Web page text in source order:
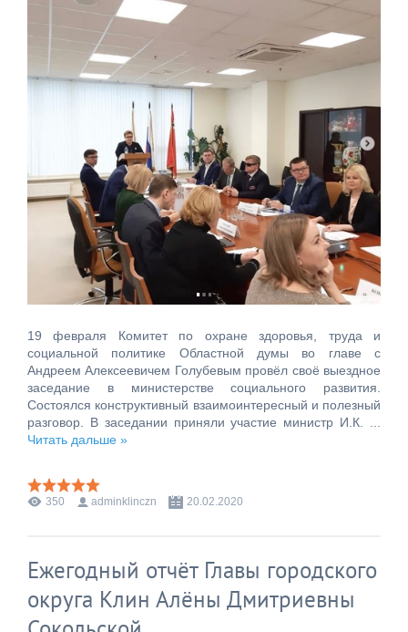
19 февраля Комитет по охране здоровья, труда и
социальной политике Областной думы во главе с
Андреем Алексеевичем Голубевым провёл своё выездное
заседание в министерстве социального развития.
Состоялся конструктивный взаимоинтересный и полезный
разговор. В заседании приняли участие министр И.К. ...
Читать дальше »
350 adminklinczn 20.02.2020
Ежегодный отчёт Главы городского
округа Клин Алёны Дмитриевны